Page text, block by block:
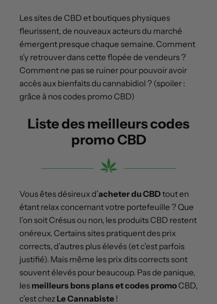
Les sites de CBD et boutiques physiques
fleurissent, de nouveaux acteurs du marché
émergent presque chaque semaine. Comment
s’y retrouver dans cette flopée de vendeurs ?
Comment ne pas se ruiner pour pouvoir avoir
accès aux bienfaits du cannabidiol ? (spoiler :
grâce à nos codes promo CBD)
Liste des meilleurs codes
promo CBD
Vous êtes désireux d’acheter du CBDtout en
étant relax concernant votre portefeuille ? Que
l’on soit Crésus ou non, les produits CBD restent
onéreux. Certains sites pratiquent des prix
corrects, d’autres plus élevés (et c’est parfois
justifié). Mais même les prix dits corrects sont
souvent élevés pour beaucoup. Pas de panique,
les meilleurs bons plans et codes promo CBD,
c’est chez Le Cannabiste !